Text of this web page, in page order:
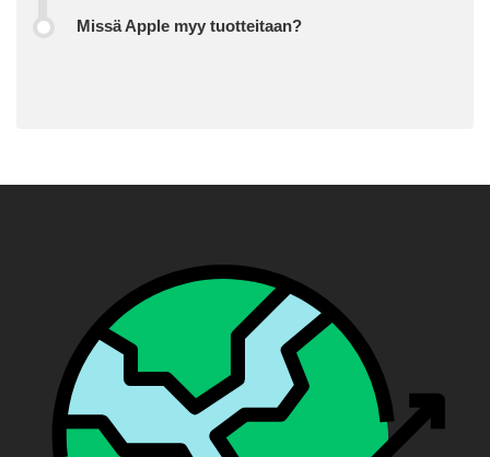
Missä Apple myy tuotteitaan?